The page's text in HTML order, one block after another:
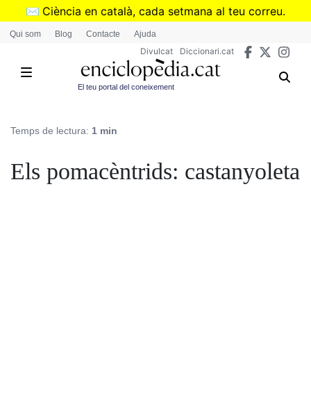
Vés
✉️ Ciència en català, cada setmana al teu correu.
➜Subscriu-te al butlletí de Divulcat
Qui som Blog Contacte Ajuda
Divulcat Diccionari.cat
El teu portal del coneixement
Temps de lectura: 1 min
Els pomacèntrids: castanyoleta